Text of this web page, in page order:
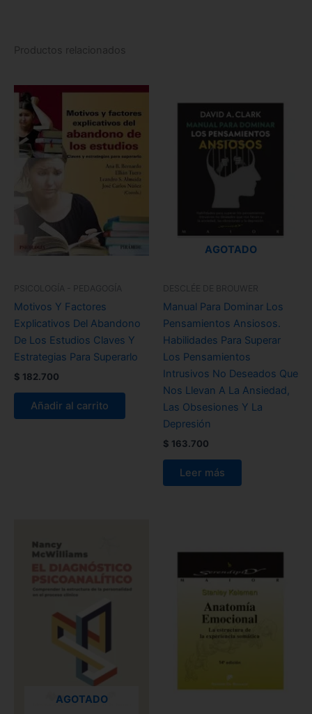
Productos relacionados
PSICOLOGÍA - PEDAGOGÍA
Motivos Y Factores
Explicativos Del Abandono
De Los Estudios Claves Y
Estrategias Para Superarlo
$ 182.700
Añadir al carrito
AGOTADO
DESCLÉE DE BROUWER
Manual Para Dominar Los
Pensamientos Ansiosos.
Habilidades Para Superar
Los Pensamientos
Intrusivos No Deseados Que
Nos Llevan A La Ansiedad,
Las Obsesiones Y La
Depresión
$ 163.700
Leer más
AGOTADO